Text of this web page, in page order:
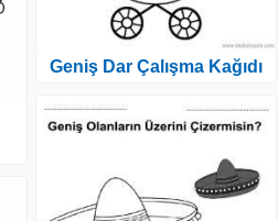
Geniş Dar Çalışma Kağıdı